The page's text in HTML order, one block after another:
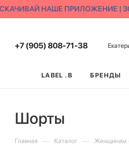
НАШЕ ПРИЛОЖЕНИЕ | 3000
+7 (905) 808-71-38
LABEL .B БРЕНДЫ
Шорты
Главная — Каталог — Женщинам